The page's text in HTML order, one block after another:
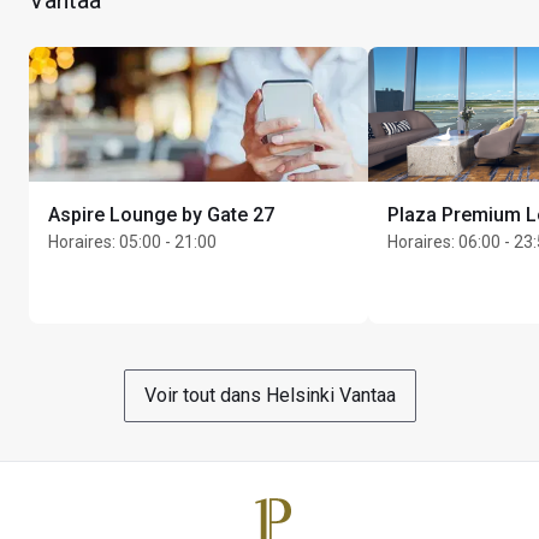
the departure gates as when leaving the lounge you have
to pass through Passport Control
adulte accompagnateur
L’accès est possible 3 heures avant le départ
programmé.
Unlimited invités maximum par titulaire de carte
Aspire Lounge by Gate 27
Horaires: 05:00 - 21:00
Plaza Premium
Horaires: 06:00 -
Voir tout dans Helsinki Vantaa